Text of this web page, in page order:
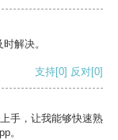
解决。
支持[0] 反对[0]
手，让我能够快速熟
。